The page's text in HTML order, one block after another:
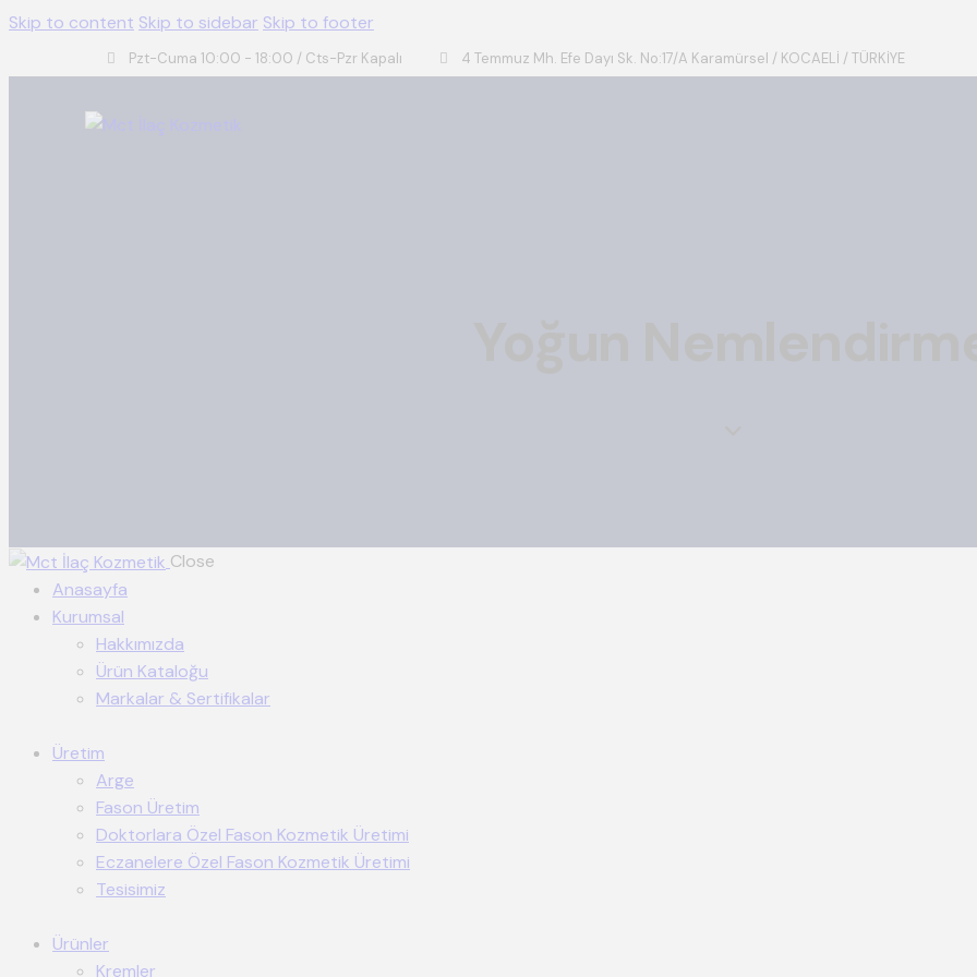
Skip to content Skip to sidebar Skip to footer
Pzt-Cuma 10:00 - 18:00 / Cts-Pzr Kapalı 4 Temmuz Mh. Efe Dayı Sk. No:17/A Karamürsel / KOCAELİ / TÜRKİYE
Close
Anasayfa
Kurumsal
Hakkımızda
Ürün Kataloğu
Markalar & Sertifikalar
Üretim
Arge
Fason Üretim
Doktorlara Özel Fason Kozmetik Üretimi
Eczanelere Özel Fason Kozmetik Üretimi
Tesisimiz
Ürünler
Kremler